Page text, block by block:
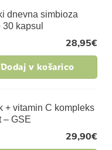
dnevna simbioza
kapsul
28,95€
Dodaj v košarico
+ vitamin C kompleks
– GSE
29,90€